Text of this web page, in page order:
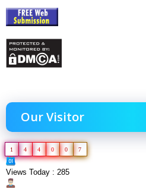
Our Visitor
1 4 4 0 0 7
Views Today : 285